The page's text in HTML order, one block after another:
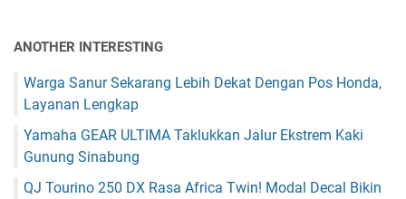
ANOTHER INTERESTING
Warga Sanur Sekarang Lebih Dekat Dengan Pos Honda,
Layanan Lengkap
Yamaha GEAR ULTIMA Taklukkan Jalur Ekstrem Kaki
Gunung Sinabung
QJ Tourino 250 DX Rasa Africa Twin! Modal Decal Bikin